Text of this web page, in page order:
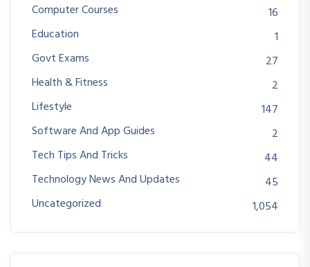
Computer Courses
16
Education
1
Govt Exams
27
Health & Fitness
2
Lifestyle
147
Software And App Guides
2
Tech Tips And Tricks
44
Technology News And Updates
45
Uncategorized
1,054